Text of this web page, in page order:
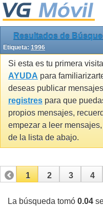
Resultados de
Etiqueta: 1996
Si esta es tu primera
AYUDA para
deseas publicar
registres para que
propios mensajes,
empezar a leer
de la lista de abajo.
1 2 3 4
La búsqueda tomó 0.04